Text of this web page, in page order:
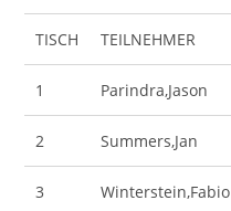
TISCH TEILNEHMER
1 Parindra,Jason
2 Summers,Jan
3 Winterstein,Fabio